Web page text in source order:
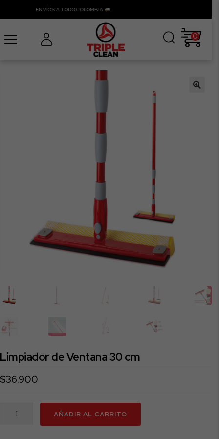
ENVÍOS A TODO COLOMBIA
0
Limpiador de Ventana 30 cm
$36.900
Limpiador
AÑADIR AL CARRITO